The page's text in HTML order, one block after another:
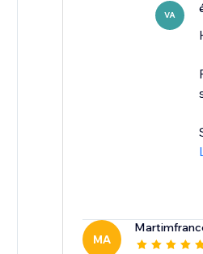
VA
MA